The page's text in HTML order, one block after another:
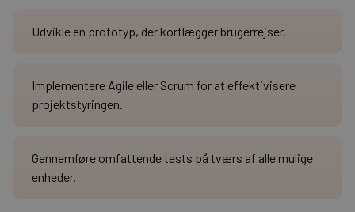
Udvikle en prototyp, der kortlægger brugerrejser.
Implementere Agile eller Scrum for at effektivisere
projektstyringen.
Gennemføre omfattende tests på tværs af alle mulige
enheder.